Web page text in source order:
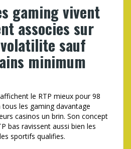
gaming vivent
associes sur
sauf
minimum
le RTP mieux pour 98
tous les gaming davantage
casinos un brin. Son concept
bas ravissent aussi bien les
sportifs qualifies.